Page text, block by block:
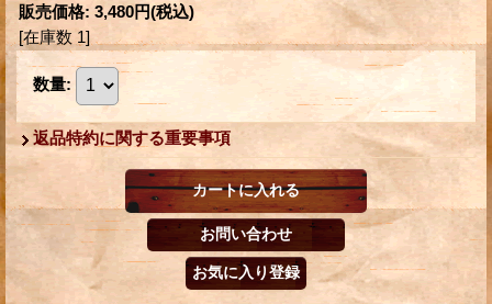
販売価格: 3,480円(税込)
[在庫数 1]
数量:
返品特約に関する重要事項